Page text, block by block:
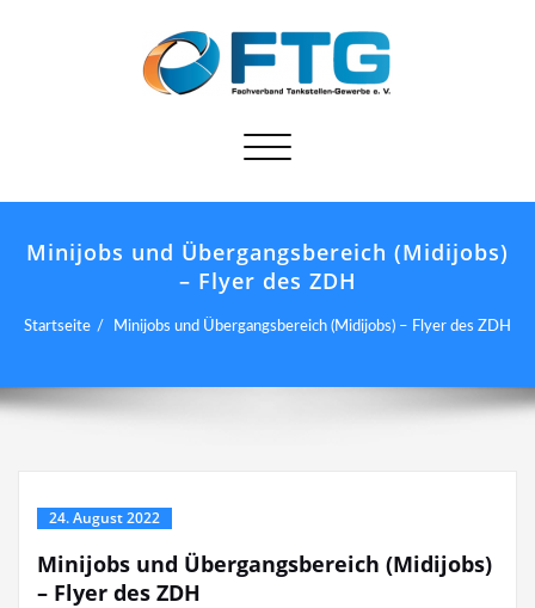
Schalte
Minijobs und Übergangsbereich (Midijobs)
– Flyer des ZDH
Startseite Minijobs und Übergangsbereich (Midijobs) – Flyer des ZDH
24. August 2022
Minijobs und Übergangsbereich (Midijobs)
– Flyer des ZDH